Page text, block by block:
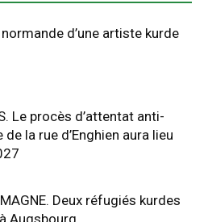
normande d’une artiste kurde
Le procès d’attentat anti-
de la rue d’Enghien aura lieu
Deux réfugiés kurdes
Augsbourg